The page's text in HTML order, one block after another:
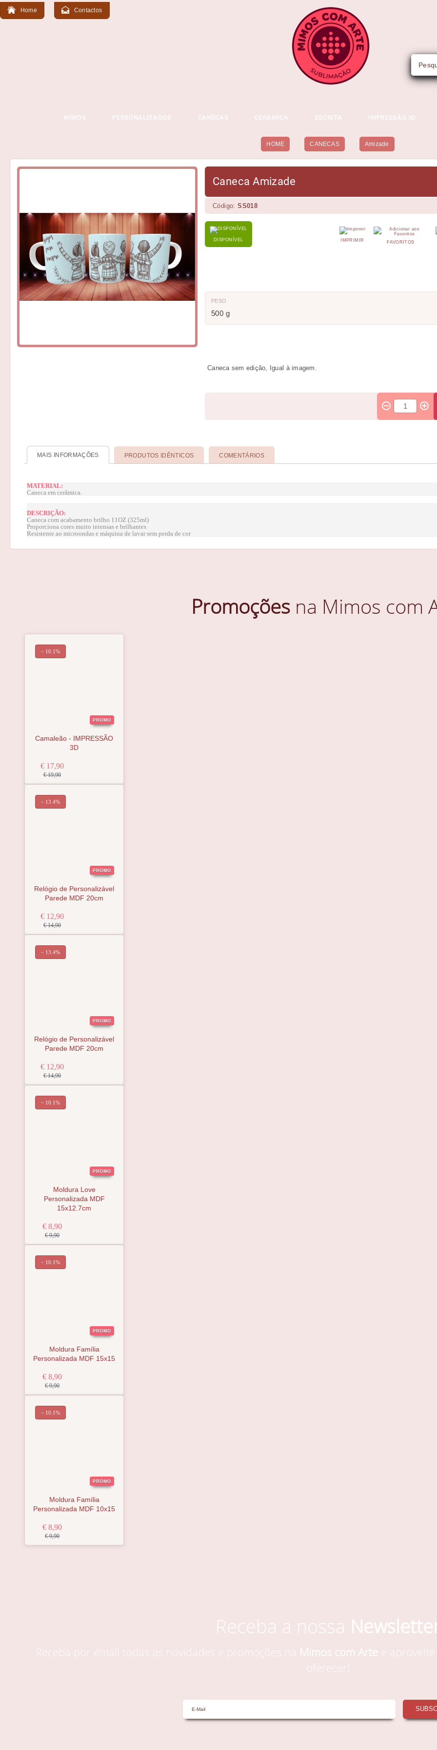
Home Contactos
MIMOS PERSONALIZADOS CANECAS CERÂMICA ESCRITA IMPRESSÃO 3D
HOME CANECAS Amizade
Caneca Amizade
Código:SS018
DISPONÍVEL FAVORITOS
IMPRIMIR
PESO
500 g
Caneca sem edição, Igual à imagem.
MAIS INFORMAÇÕES PRODUTOS IDÊNTICOS COMENTÁRIOS
MATERIAL:
Caneca em cerâmica.
DESCRIÇÃO:
Caneca com acabamento brilho 11OZ (325ml)
Proporciona cores muito intensas e brilhantes
Resistente ao microondas e máquina de lavar sem perda de cor
Promoçõesna Mimos com
PROMO
Camaleão - IMPRESSÃO
3D
€ 17,90
€ 19,90
− 10.1%
PROMO
Relógio de Personalizável
Parede MDF 20cm
€ 12,90
€ 14,90
− 13.4%
PROMO
Relógio de Personalizável
Parede MDF 20cm
€ 12,90
€ 14,90
− 13.4%
PROMO
Moldura Love
Personalizada MDF
15x12.7cm
€ 8,90
€ 9,90
− 10.1%
PROMO
Moldura Família
Personalizada MDF 15x15
€ 8,90
€ 9,90
− 10.1%
PROMO
Moldura Família
Personalizada MDF 10x15
€ 8,90
€ 9,90
− 10.1%
Receba a nossa
Receba por email todas as novidades e promoções na Mimos com Arte e
oferecer!